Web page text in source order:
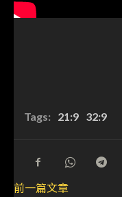
Tags: 21:9 32:9
前一篇文章